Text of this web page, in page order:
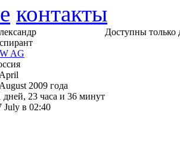
контакты
AG
2009 года
дней, 23 часа и 36 минут
July в 02:40
Доступны только